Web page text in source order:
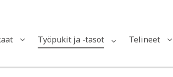
Työpukit ja -tasot Telineet